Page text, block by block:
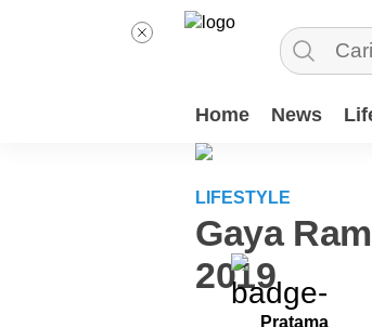
Home News
LIFESTYLE
Gaya
2019
Pratama